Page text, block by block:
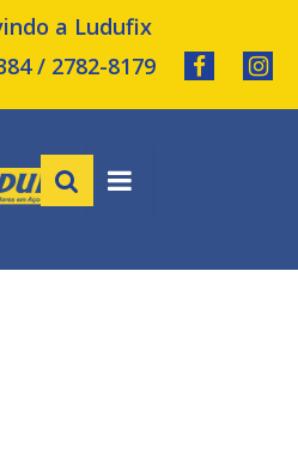
a Ludufix
/ 2782-8179